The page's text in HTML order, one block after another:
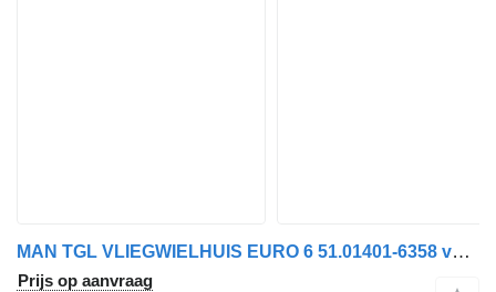
MAN TGL VLIEGWIELHUIS EURO 6 51.01401-6358 voor vrachtwagen
Prijs op aanvraag